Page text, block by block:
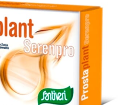
Lost password?
LOG IN
AN ACCOUNT